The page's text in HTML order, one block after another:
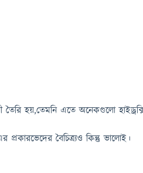
তৈরি হয়,তেমনি এতে অনেকগুলো
বৈচিত্র‍্যও কিন্তু ভালোই।